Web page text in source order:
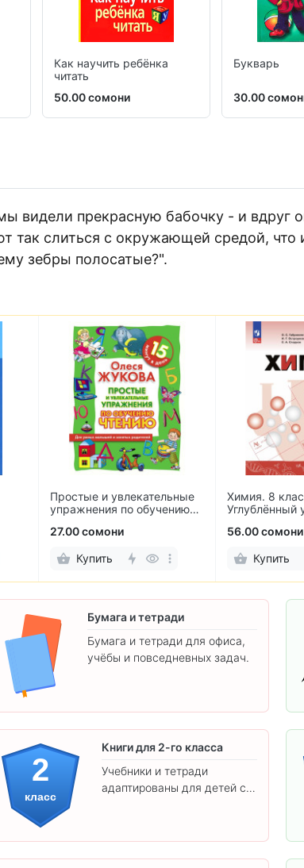
Как научить ребёнка
читать
50.00 сомони
Букварь
30.00
видели прекрасную бабочку - и
так слиться с окружающей средой, что
зебры полосатые?".
Химия. 8 класс.
Углублённый уровень
56.00 сомони
Купить
English.
класс.
60.00 сомони
Купить
Бумага и тетради
Бумага и тетради для офиса,
учёбы и повседневных задач.
2
класс
Книги для 2-го класса
Учебники и тетради
адаптированы для детей с
товары соответствуют